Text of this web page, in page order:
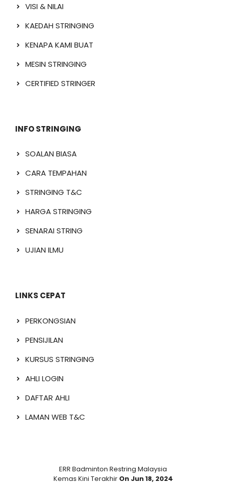
VISI & NILAI
KAEDAH STRINGING
KENAPA KAMI BUAT
MESIN STRINGING
CERTIFIED STRINGER
INFO STRINGING
SOALAN BIASA
CARA TEMPAHAN
STRINGING T&C
HARGA STRINGING
SENARAI STRING
UJIAN ILMU
LINKS CEPAT
PERKONGSIAN
PENSIJILAN
KURSUS STRINGING
AHLI LOGIN
DAFTAR AHLI
LAMAN WEB T&C
ERR Badminton Restring Malaysia
Kemas Kini Terakhir On Jun 18, 2024